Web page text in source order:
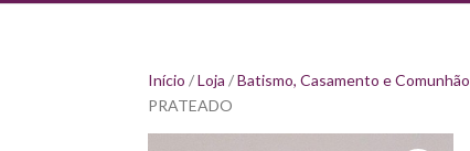
Início /Loja /Batismo, Casamento e Comunhão
PRATEADO